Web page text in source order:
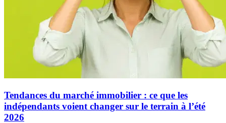
Tendances du marché immobilier : ce que les
indépendants voient changer sur le terrain à l’été
2026